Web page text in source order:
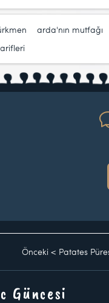
arda'nın mutfağı
Önceki < Patates
Güncesi